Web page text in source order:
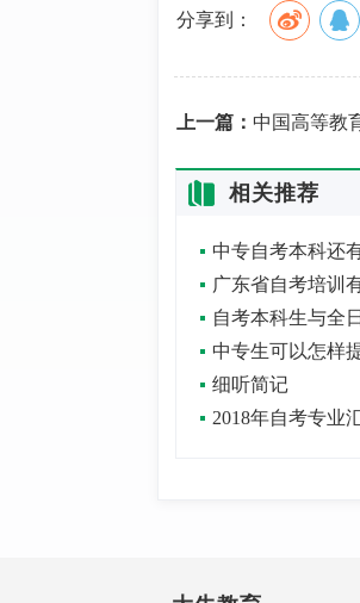
分享到：
上一篇： 中国高等教
相关推荐
中专自考本科还
广东省自考培训
中专生可以怎样
细听简记
2018年自考专业